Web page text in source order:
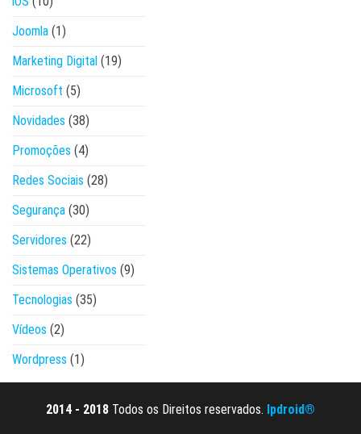
Joomla (1)
Marketing Digital (19)
Microsoft (5)
Novidades (38)
Promoções (4)
Redes Sociais (28)
Segurança (30)
Servidores (22)
Sistemas Operativos (9)
Tecnologias (35)
Vídeos (2)
Wordpress (1)
2014 - 2018 Todos os Direitos reservados. Ipdroid®